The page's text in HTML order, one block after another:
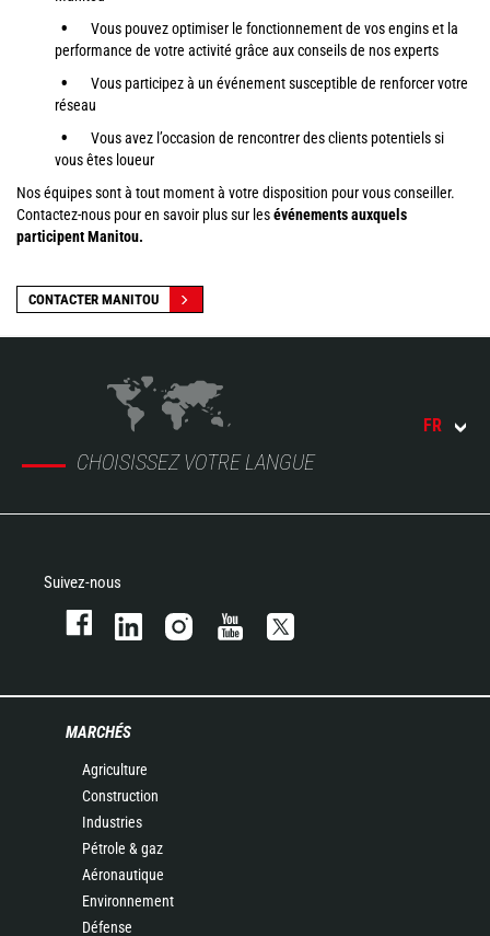
Vous pouvez optimiser le fonctionnement de vos engins et la
performance de votre activité grâce aux conseils de nos experts
Vous participez à un événement susceptible de renforcer votre
réseau
Vous avez l’occasion de rencontrer des clients potentiels si
vous êtes loueur
Nos équipes sont à tout moment à votre disposition pour vous conseiller.
Contactez-nous pour en savoir plus sur lesévénements auxquels
participent Manitou.
CONTACTER MANITOU
CHOISISSEZ VOTRE LANGUE
FR
Suivez-nous
MARCHÉS
Agriculture
Construction
Industries
Pétrole & gaz
Aéronautique
Environnement
Défense